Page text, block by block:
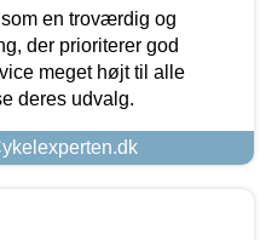
en troværdig og
der prioriterer god
meget højt til alle
deres udvalg.